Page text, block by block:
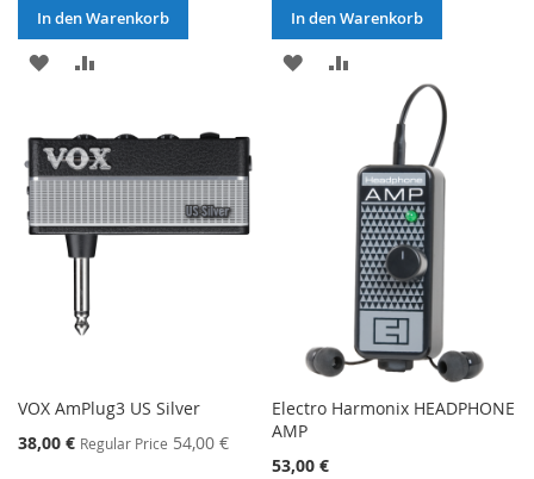
In den Warenkorb
MERKEN
HINZUFÜGEN
In den Warenkorb
MERKEN
VERGLEICHSLISTE
HINZUFÜGEN
VOX AmPlug3 US Silver
Special
38,00 € Regular Price 54,00 €
Electro Harmonix HEADPHONE
AMP
53,00 €